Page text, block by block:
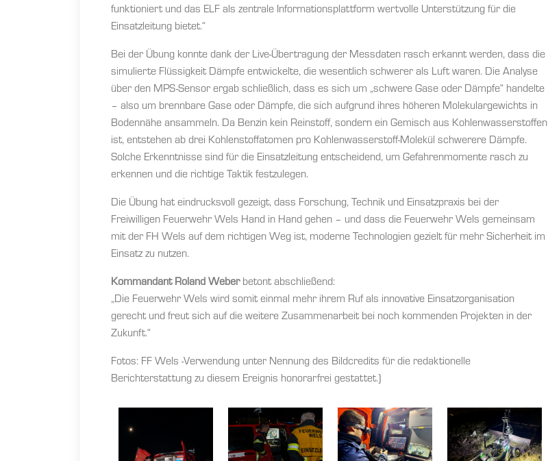
funktioniert und das ELF als zentrale Informationsplattform wertvolle Unterstützung für die
Einsatzleitung bietet.“
Bei der Übung konnte dank der Live-Übertragung der Messdaten rasch erkannt werden, dass die
simulierte Flüssigkeit Dämpfe entwickelte, die wesentlich schwerer als Luft waren. Die Analyse
über den MPS-Sensor ergab schließlich, dass es sich um „schwere Gase oder Dämpfe“ handelte
– also um brennbare Gase oder Dämpfe, die sich aufgrund ihres höheren Molekulargewichts in
Bodennähe ansammeln. Da Benzin kein Reinstoff, sondern ein Gemisch aus Kohlenwasserstoffen
ist, entstehen ab drei Kohlenstoffatomen pro Kohlenwasserstoff-Molekül schwerere Dämpfe.
Solche Erkenntnisse sind für die Einsatzleitung entscheidend, um Gefahrenmomente rasch zu
erkennen und die richtige Taktik festzulegen.
Die Übung hat eindrucksvoll gezeigt, dass Forschung, Technik und Einsatzpraxis bei der
Freiwilligen Feuerwehr Wels Hand in Hand gehen – und dass die Feuerwehr Wels gemeinsam
mit der FH Wels auf dem richtigen Weg ist, moderne Technologien gezielt für mehr Sicherheit im
Einsatz zu nutzen.
Kommandant Roland Weberbetont abschließend:
„Die Feuerwehr Wels wird somit einmal mehr ihrem Ruf als innovative Einsatzorganisation
gerecht und freut sich auf die weitere Zusammenarbeit bei noch kommenden Projekten in der
Zukunft.“
Fotos: FF Wels -Verwendung unter Nennung des Bildcredits für die redaktionelle
Berichterstattung zu diesem Ereignis honorarfrei gestattet.)